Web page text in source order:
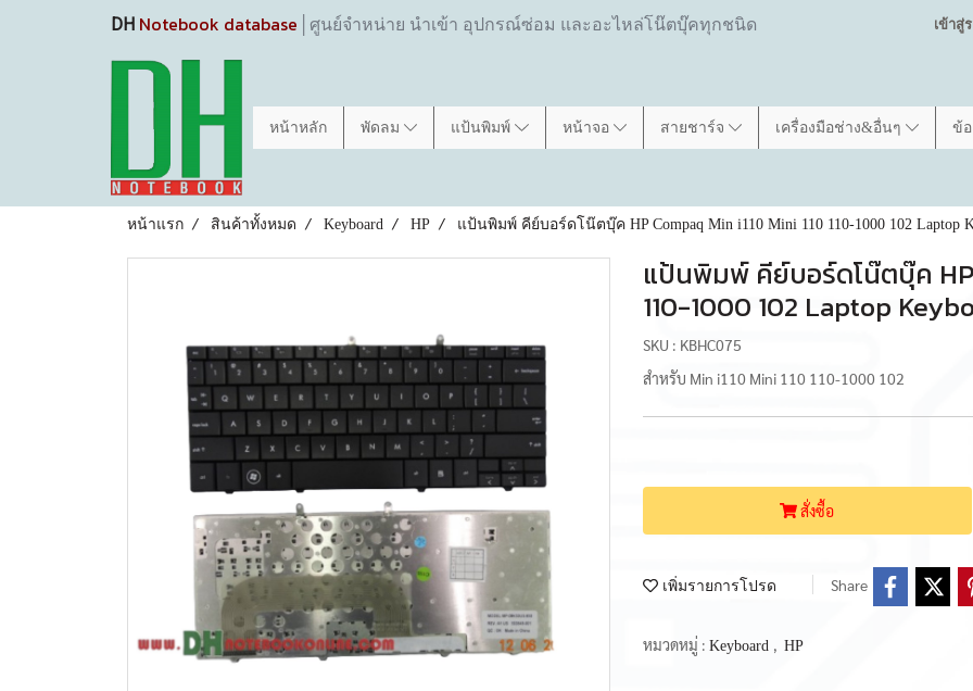
DH Notebook database │ศูนย์จำหน่าย นำเข้า อุปกรณ์ซ่อม และอะไหล่โน๊ตบุ๊คทุกชนิด เข้าสู่
หน้าหลัก พัดลม แป้นพิมพ์ หน้าจอ สายชาร์จ เครื่องมือช่าง&อื่นๆ ข้
หน้าแรก สินค้าทั้งหมด Keyboard HP แป้นพิมพ์ คีย์บอร์ดโน๊ตบุ๊ค HP Compaq Min i110 Mini 110 110-1000 102 Laptop
แป้นพิมพ์ คีย์บอร์ดโน๊ตบุ๊ค HP
110-1000 102 Laptop
SKU : KBHC075
สำหรับ Min i110 Mini 110 110-1000 102
สั่งซื้อ
เพิ่มรายการโปรด Share
หมวดหมู่ : Keyboard HP